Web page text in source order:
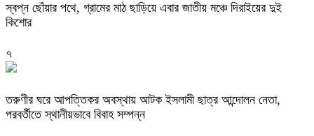
স্বপ্ন ছোঁয়ার পথে, গ্রামের মাঠ ছাড়িয়ে এবার জাতীয় মঞ্চে দিরাইয়ের দুই
কিশোর
৭
তরুণীর ঘরে আপত্তিকর অবস্থায় আটক ইসলামী ছাত্র আন্দোলন নেতা,
পরবর্তীতে স্থানীয়ভাবে বিবাহ সম্পন্ন